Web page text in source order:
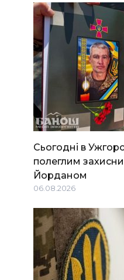
Сьогодні в
полеглим
Йорданом
06.08.2026